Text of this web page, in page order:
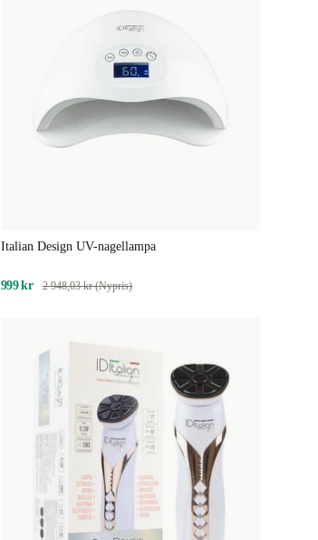
Italian Design UV-nagellampa
999 kr 2 948,03 kr (Nypris)